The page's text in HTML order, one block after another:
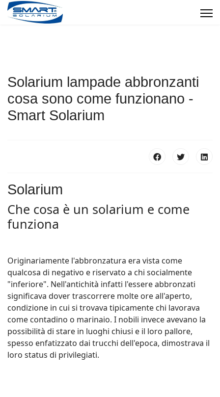
Solarium lampade abbronzanti
cosa sono come funzionano -
Smart Solarium
Solarium
Che cosa è un solarium e come
funziona
Originariamente l'abbronzatura era vista come
qualcosa di negativo e riservato a chi socialmente
"inferiore". Nell'antichità infatti l'essere abbronzati
significava dover trascorrere molte ore all'aperto,
condizione in cui si trovava tipicamente chi lavorava
come contadino o marinaio. I nobili invece avevano la
possibilità di stare in luoghi chiusi e il loro pallore,
spesso enfatizzato dai trucchi dell'epoca, dimostrava il
loro status di privilegiati.